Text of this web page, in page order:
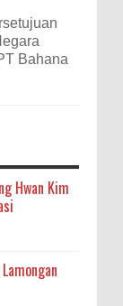
Bahana
Hwan Kim